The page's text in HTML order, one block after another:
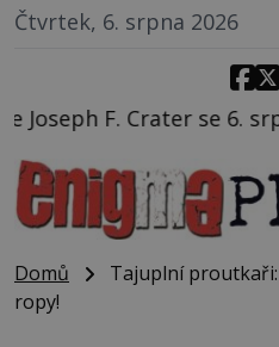
Čtvrtek, 6. srpna 2026
1930 navečeří ve
Domů
Tajuplní
ropy!